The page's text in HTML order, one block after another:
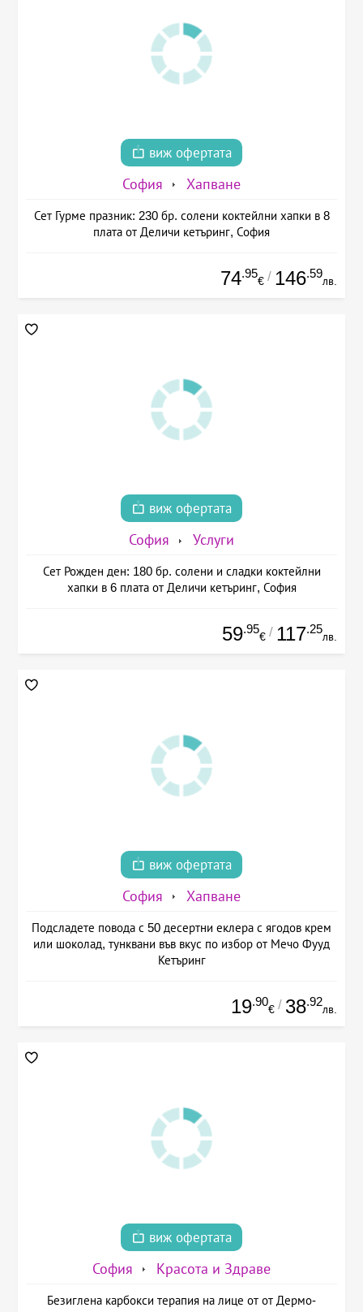
виж офертата
София Хапване
Сет Гурме празник: 230 бр. солени коктейлни хапки в 8
плата от Деличи кетъринг, София
74.95
€ / 146.59
лв.
виж офертата
София Услуги
Сет Рожден ден: 180 бр. солени и сладки коктейлни
хапки в 6 плата от Деличи кетъринг, София
59.95
€ / 117.25
лв.
виж офертата
София Хапване
Подсладете повода с 50 десертни еклера с ягодов крем
или шоколад, тунквани във вкус по избор от Мечо Фууд
Кетъринг
19.90
€ / 38.92
лв.
виж офертата
София Красота и Здраве
Безиглена карбокси терапия на лице от от Дермо-